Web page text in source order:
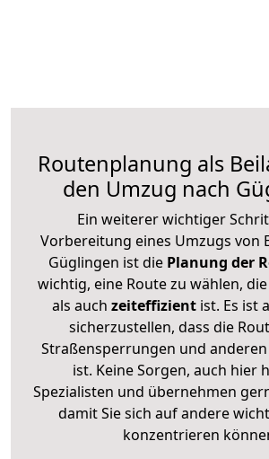
Routenplanung als
den Umzug nach
Ein weiterer wichtiger
Vorbereitung eines Umzugs von
Güglingen ist die Planung der
wichtig, eine Route zu wählen,
als auch zeiteffizientist. Es ist
sicherzustellen, dass die
Straßensperrungen und
ist. Keine Sorgen, auch hier
Spezialisten und übernehmen
damit Sie sich auf andere
konzentrieren